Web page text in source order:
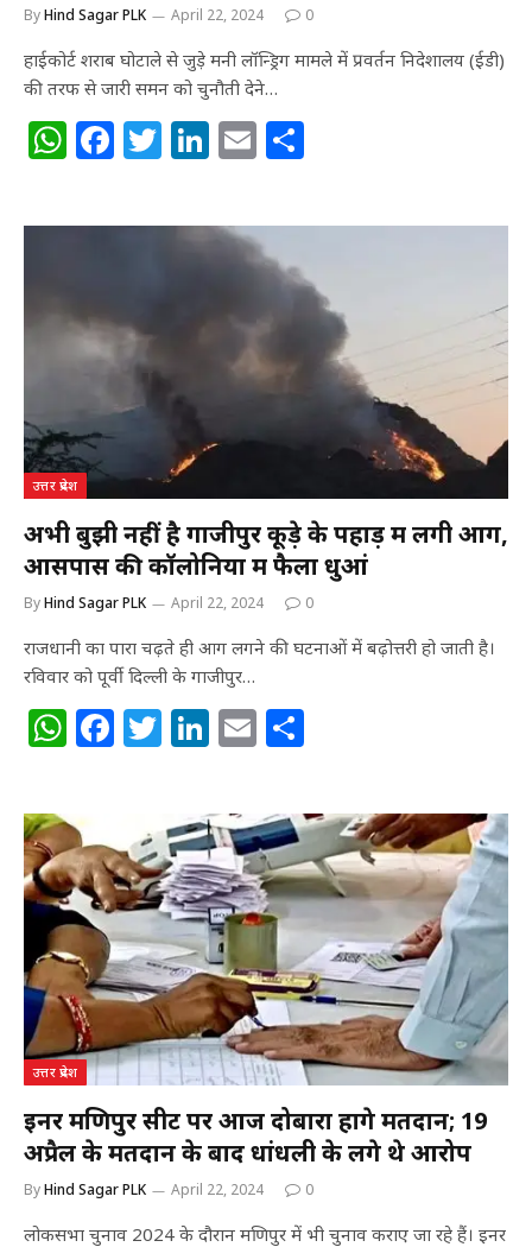
ByHind Sagar PLK April 22, 2024 0
हाईकोर्ट शराब घोटाले से जुड़े मनी लॉन्ड्रिग मामले में प्रवर्तन निदेशालय (ईडी)
की तरफ से जारी समन को चुनौती देने…
W
at
p
p
F
c
o
o
k
T
itt
e
r
Li
k
e
n
E
ai
l
ar
उत्तर प्रदेश
अभी बुझी नहीं है गाजीपुर कूड़े के पहाड़ में लगी आग,
आसपास की कॉलोनियों में फैला धुआं
ByHind Sagar PLK April 22, 2024 0
राजधानी का पारा चढ़ते ही आग लगने की घटनाओं में बढ़ोत्तरी हो जाती है।
रविवार को पूर्वी दिल्ली के गाजीपुर…
W
h
s
A
p
p
F
a
e
b
o
o
k
T
w
e
r
Li
n
k
e
dI
n
E
m
ai
l
ar
e
उत्तर प्रदेश
इनर मणिपुर सीट पर आज दोबारा होंगे मतदान; 19
अप्रैल के मतदान के बाद धांधली के लगे थे आरोप
ByHind Sagar PLK April 22, 2024 0
लोकसभा चुनाव 2024 के दौरान मणिपुर में भी चुनाव कराए जा रहे हैं। इनर